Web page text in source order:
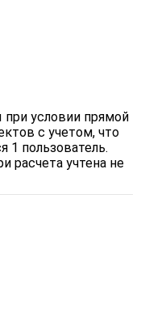
условии прямой
с учетом, что
1 пользователь.
расчета учтена не